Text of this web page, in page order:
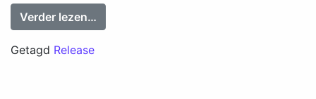
Verder lezen…
Getagd Release